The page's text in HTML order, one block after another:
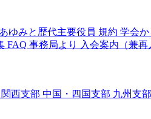
ゆみと歴代主要役員 規約 学会
FAQ 事務局より 入会案内（兼
関西支部 中国・四国支部 九州支部